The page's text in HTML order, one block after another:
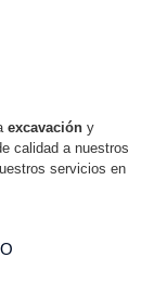
excavacióny
calidad a nuestros
servicios en